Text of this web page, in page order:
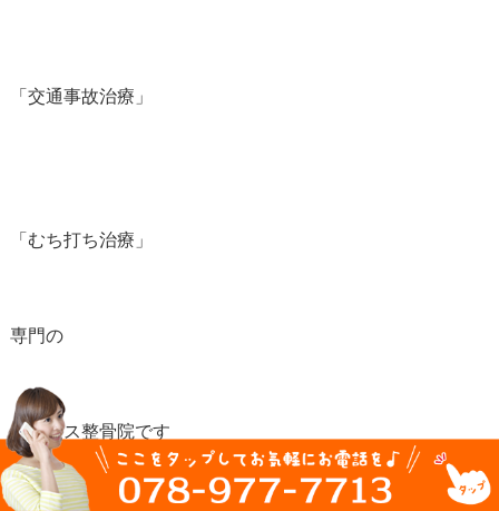
「交通事故治療」
「むち打ち治療」
専門の
アイリス整骨院です